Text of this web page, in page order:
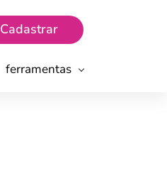
Cadastrar
ferramentas